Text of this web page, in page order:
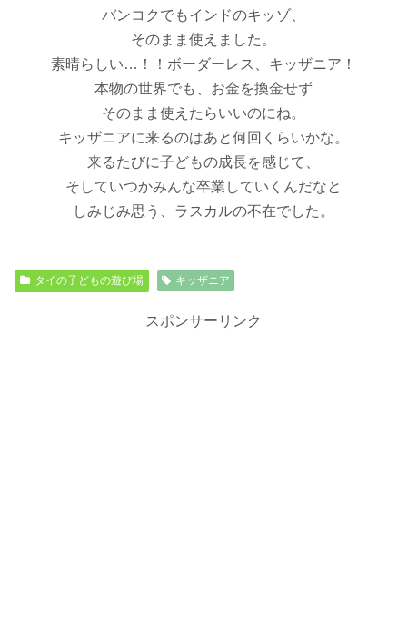
バンコクでもインドのキッゾ、
そのまま使えました。
素晴らしい…！！ボーダーレス、キッザニア！
本物の世界でも、お金を換金せず
そのまま使えたらいいのにね。
キッザニアに来るのはあと何回くらいかな。
来るたびに子どもの成長を感じて、
そしていつかみんな卒業していくんだなと
しみじみ思う、ラスカルの不在でした。
タイの子どもの遊び場 キッザニア
スポンサーリンク